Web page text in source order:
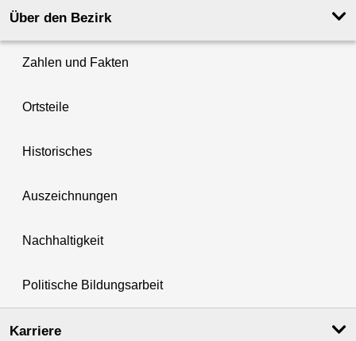
Über den Bezirk
Zahlen und Fakten
Ortsteile
Historisches
Auszeichnungen
Nachhaltigkeit
Politische Bildungsarbeit
Karriere